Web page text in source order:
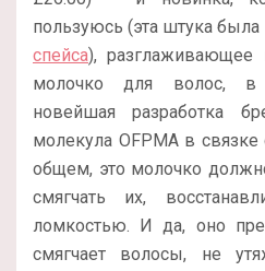
пользуюсь (эта штука была
спейса), разглаживающее
молочко для волос, в
новейшая разработка
молекула OFPMA в
общем, это молочко
смягчать их,
ломкостью. И да, оно
смягчает волосы, не